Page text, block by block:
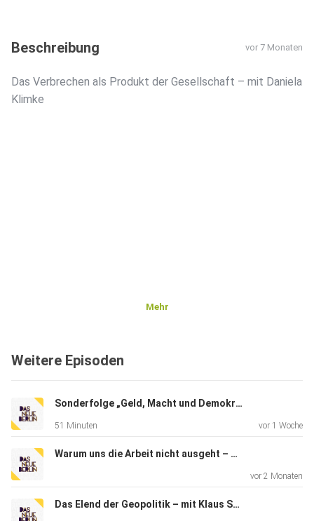
Beschreibung vor 7 Monaten
Das Verbrechen als Produkt der Gesellschaft – mit Daniela
Klimke
Mehr
Weitere Episoden
Sonderfolge „Geld, Macht und Demokratie – Politische Theorien öffentlicher Finanzen“
51 Minuten vor 1 Woche
Warum uns die Arbeit nicht ausgeht – mit Florian Butollo
vor 2 Monaten
Das Elend der Geopolitik – mit Klaus Schlichte